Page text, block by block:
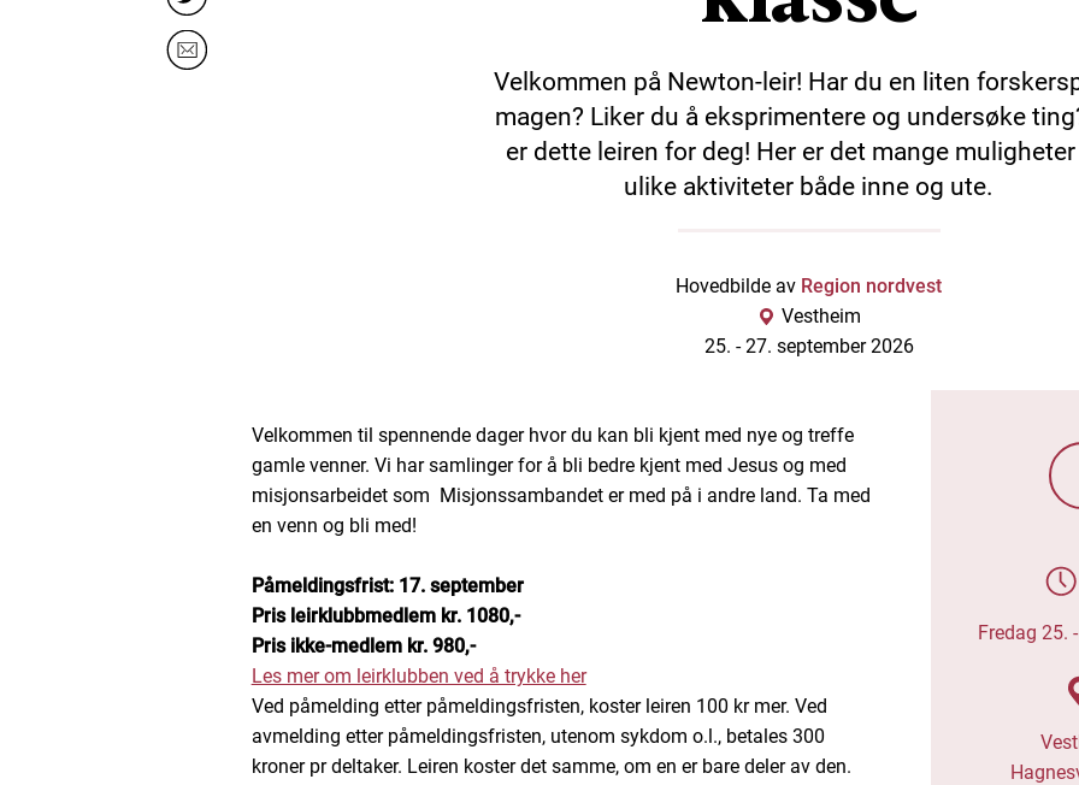
Velkommen på Newton-leir! Har du en liten
magen? Liker du å eksprimentere og undersøke
er dette leiren for deg! Her er det mange
ulike aktiviteter både inne og ute.
Hovedbilde av Region nordvest
Vestheim
25. -27. september 2026
Velkommen til spennende dager hvor du kan bli kjent med nye og treffe
gamle venner. Vi har samlinger for å bli bedre kjent med Jesus og med
misjonsarbeidet som Misjonssambandet er med på i andre land. Ta med
en venn og bli med!
Påmeldingsfrist: 17. september
Pris leirklubbmedlem kr. 1080,-
Pris ikke-medlem kr. 980,-
Les mer om leirklubben ved å trykke her
Ved påmelding etter påmeldingsfristen, koster leiren 100 kr mer. Ved
avmelding etter påmeldingsfristen, utenom sykdom o.l., betales 300
kroner pr deltaker. Leiren koster det samme, om en er bare deler av den.
Fredag 25. -